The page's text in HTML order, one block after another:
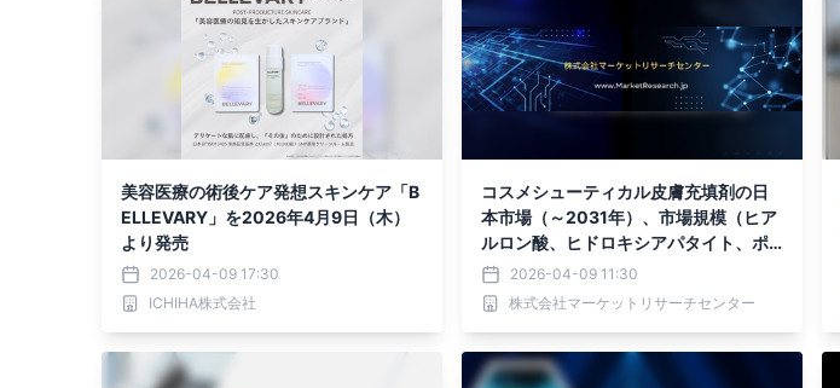
美容医療の術後ケア発想スキンケア「B
ELLEVARY」を2026年4月9日（木）
より発売
2026-04-09 17:30
ICHIHA株式会社
コスメシューティカル皮膚充填剤の日
本市場（～2031年）、市場規模（ヒア
ルロン酸、ヒドロキシアパタイト、ポ
リ-L-乳酸）・分析レポートを発表
2026-04-09 11:30
株式会社マーケットリサーチセンター